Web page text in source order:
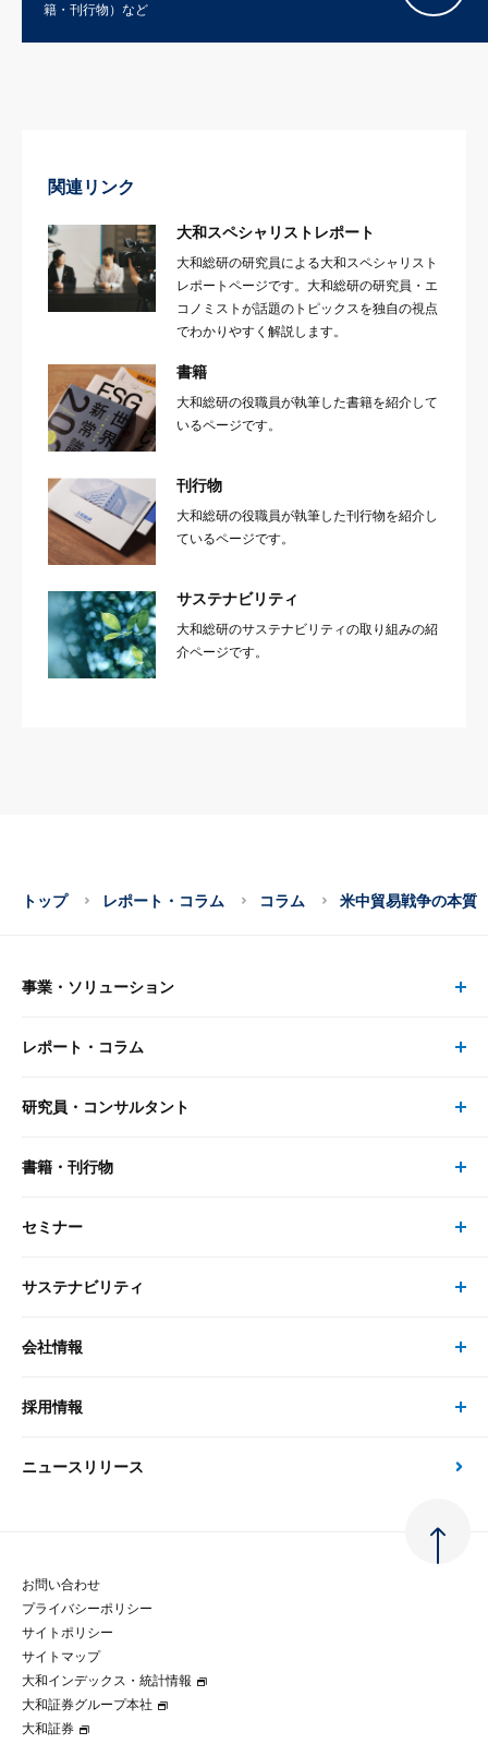
籍・刊行物）など
関連リンク
大和スペシャリストレポート
大和総研の研究員による大和スペシャリスト
レポートページです。大和総研の研究員・エ
コノミストが話題のトピックスを独自の視点
でわかりやすく解説します。
書籍
大和総研の役職員が執筆した書籍を紹介して
いるページです。
刊行物
大和総研の役職員が執筆した刊行物を紹介し
ているページです。
サステナビリティ
大和総研のサステナビリティの取り組みの紹
介ページです。
トップ レポート・コラム コラム 米中貿易戦争の本質
事業・ソリューション
事業・ソリューション トップ
リサーチ
大和総研の強み
先端テクノロジーに基づく新たな価値の創出
レポート・コラム
レポート・コラム トップ
最新のレポート・コラム
政策分析
金融経済教育等
コラム
研究員・コンサルタント
研究員・コンサルタント トップ
研究員
書籍・刊行物
書籍・刊行物 トップ
書籍
セミナー
セミナー トップ
現在受付中のセミナー・イベント
サステナビリティ
サステナビリティの取り組み
次世代社会への貢献
マルチステークホルダー方針
パートナーシップ構築宣言
会社情報
会社情報 トップ
会社概要・役員一覧
大和総研の歩み
グループ会社
採用情報
採用情報 トップ
経験者採用
ニュースリリース
お問い合わせ
プライバシーポリシー
サイトポリシー
サイトマップ
大和インデックス・統計情報
大和証券グループ本社
大和証券